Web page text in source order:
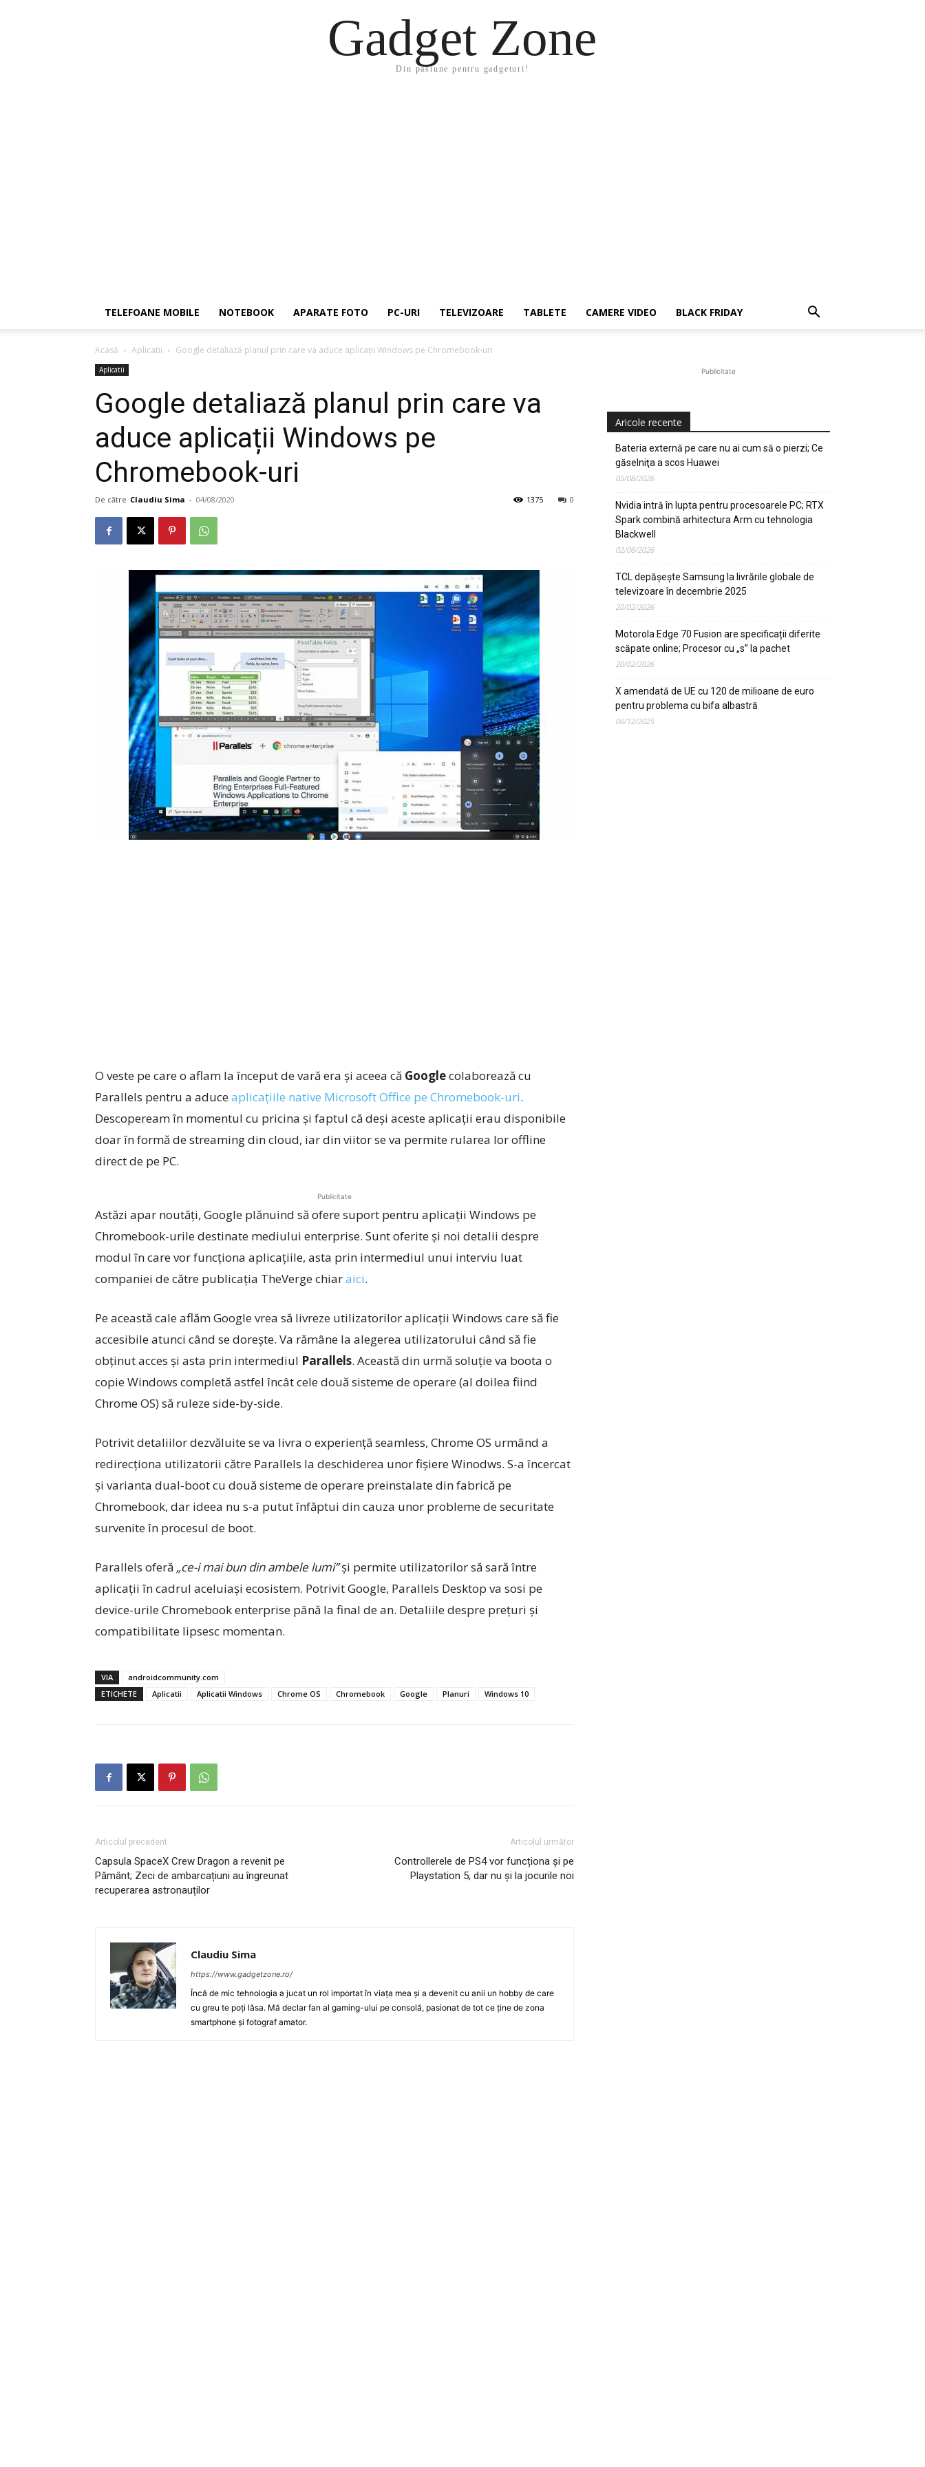
Gadget Zone
Din pasiune pentru gadgeturi!
TELEFOANE MOBILE NOTEBOOK APARATE FOTO PC-URI TELEVIZOARE TABLETE CAMERE VIDEO BLACK FRIDAY
Acasă Aplicatii Google detaliază planul prin care va aduce aplicații Windows pe Chromebook-uri
Aplicatii
Google detaliază planul prin care va
aduce aplicații Windows pe
Chromebook-uri
De către Claudiu Sima - 04/08/2020 0
1375
O veste pe care o aflam la început de vară era și aceea că Googlecolaborează cu
Parallels pentru a aduceaplicațiile native Microsoft Office pe Chromebook-uri.
Descopeream în momentul cu pricina și faptul că deși aceste aplicații erau disponibile
doar în formă de streaming din cloud, iar din viitor se va permite rularea lor offline
direct de pe PC.
Publicitate
Astăzi apar noutăți, Google plănuind să ofere suport pentru aplicații Windows pe
Chromebook-urile destinate mediului enterprise. Sunt oferite și noi detalii despre
modul în care vor funcționa aplicațiile, asta prin intermediul unui interviu luat
companiei de către publicația TheVerge chiaraici.
Pe această cale aflăm Google vrea să livreze utilizatorilor aplicații Windows care să fie
accesibile atunci când se dorește. Va rămâne la alegerea utilizatorului când să fie
obținut acces și asta prin intermediul Parallels. Această din urmă soluție va boota o
copie Windows completă astfel încât cele două sisteme de operare (al doilea fiind
Chrome OS) să ruleze side-by-side.
Potrivit detaliilor dezvăluite se va livra o experiență seamless, Chrome OS urmând a
redirecționa utilizatorii către Parallels la deschiderea unor fișiere Winodws. S-a încercat
și varianta dual-boot cu două sisteme de operare preinstalate din fabrică pe
Chromebook, dar ideea nu s-a putut înfăptui din cauza unor probleme de securitate
survenite în procesul de boot.
Parallels oferă „ce-i mai bun din ambele lumi”și permite utilizatorilor să sară între
aplicații în cadrul aceluiași ecosistem. Potrivit Google, Parallels Desktop va sosi pe
device-urile Chromebook enterprise până la final de an. Detaliile despre prețuri și
compatibilitate lipsesc momentan.
VIA
androidcommunity.com
ETICHETE
Aplicatii Aplicatii Windows Chrome OS Chromebook Google Planuri Windows 10
Articolul precedent
Capsula SpaceX Crew Dragon a revenit pe
Pământ; Zeci de ambarcațiuni au îngreunat
recuperarea astronauților
Articolul următor
Controllerele de PS4 vor funcționa și pe
Playstation 5, dar nu și la jocurile noi
Claudiu Sima
https://www.gadgetzone.ro/
Încă de mic tehnologia a jucat un rol importat în viața mea și a devenit cu anii un hobby de care
cu greu te poți lăsa. Mă declar fan al gaming-ului pe consolă, pasionat de tot ce ține de zona
smartphone și fotograf amator.
Publicitate
Aricole recente
Bateria externă pe care nu ai cum să o pierzi; Ce
găselniţa a scos Huawei
05/08/2026
Nvidia intră în lupta pentru procesoarele PC; RTX
Spark combină arhitectura Arm cu tehnologia
Blackwell
02/06/2026
TCL depășește Samsung la livrările globale de
televizoare în decembrie 2025
20/02/2026
Motorola Edge 70 Fusion are specificații diferite
scăpate online; Procesor cu „s” la pachet
20/02/2026
X amendată de UE cu 120 de milioane de euro
pentru problema cu bifa albastră
06/12/2025